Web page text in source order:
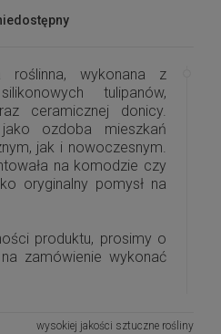
roślinna, wykonana z
tulipanów,
ceramicznej donicy.
ozdoba mieszkań
jak i nowoczesnym.
na komodzie czy
oryginalny pomysł na
produktu, prosimy o
zamówienie wykonać
wysokiej jakości sztuczne rośliny